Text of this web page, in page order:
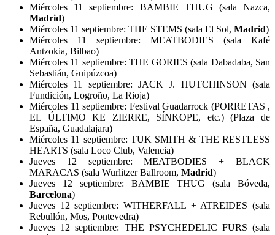
Miércoles 11 septiembre: BAMBIE THUG (sala Nazca,
Madrid)
Miércoles 11 septiembre: THE STEMS (sala El Sol, Madrid)
Miércoles 11 septiembre: MEATBODIES (sala Kafé
Antzokia, Bilbao)
Miércoles 11 septiembre: THE GORIES (sala Dabadaba, San
Sebastián, Guipúzcoa)
Miércoles 11 septiembre: JACK J. HUTCHINSON (sala
Fundición, Logroño, La Rioja)
Miércoles 11 septiembre: Festival Guadarrock (PORRETAS ,
EL ÚLTIMO KE ZIERRE, SÍNKOPE, etc.) (Plaza de
España, Guadalajara)
Miércoles 11 septiembre: TUK SMITH & THE RESTLESS
HEARTS (sala Loco Club, Valencia)
Jueves 12 septiembre: MEATBODIES + BLACK
MARACAS (sala Wurlitzer Ballroom, Madrid)
Jueves 12 septiembre: BAMBIE THUG (sala Bóveda,
Barcelona)
Jueves 12 septiembre: WITHERFALL + ATREIDES (sala
Rebullón, Mos, Pontevedra)
Jueves 12 septiembre: THE PSYCHEDELIC FURS (sala